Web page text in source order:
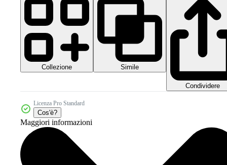
Collezione Simile
Condividere
Licenza Pro Standard
Cos'è?
Maggiori informazioni